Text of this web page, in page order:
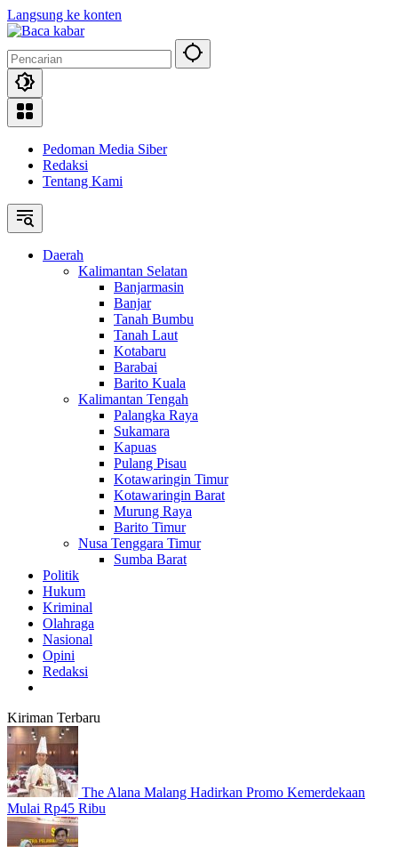
Langsung ke konten
Pedoman Media Siber
Redaksi
Tentang Kami
Daerah
Kalimantan Selatan
Banjarmasin
Banjar
Tanah Bumbu
Tanah Laut
Kotabaru
Barabai
Barito Kuala
Kalimantan Tengah
Palangka Raya
Sukamara
Kapuas
Pulang Pisau
Kotawaringin Timur
Kotawaringin Barat
Murung Raya
Barito Timur
Nusa Tenggara Timur
Sumba Barat
Politik
Hukum
Kriminal
Olahraga
Nasional
Opini
Redaksi
Kiriman Terbaru
The Alana Malang Hadirkan Promo Kemerdekaan
Mulai Rp45 Ribu